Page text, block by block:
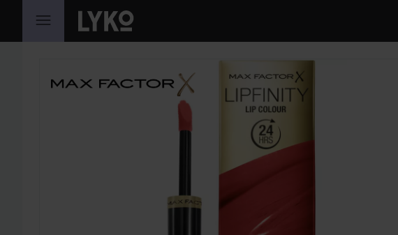
SIIRTYÄ JHK SISÄLTÖÖN
OHITA OSIO